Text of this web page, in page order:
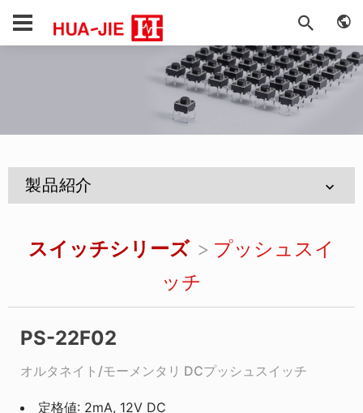
製品紹介
スイッチシリーズ
プッシュスイ
ッチ
PS-22F02
オルタネイト/モーメンタリ DCプッシュスイッチ
定格値: 2mA, 12V DC